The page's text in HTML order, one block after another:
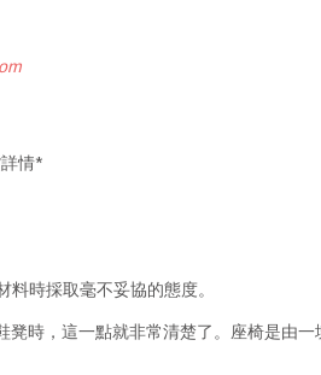
情*
時採取毫不妥協的態度。
時，這一點就非常清楚了。座椅是由一